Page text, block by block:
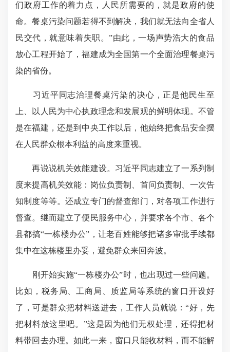
们政府工作的着力点，人民所需要的，就是政府的使
命。餐桌污染问题若得不到解决，我们就无法向全省人
民交代，就意味着失职。”由此，一场声势浩大的食品
放心工程开始了，福建成为全国第一个全面治理餐桌污
染的省份。
习近平同志治理餐桌污染的决心，正是他民生至
上、以人民为中心执政理念和发展观的鲜明体现。不管
是在福建，还是到中央工作以后，他始终把食品安全摆
在人民群众根本利益的高度来重视。
再说说机关效能建设。习近平同志建立了一系列制
度来提高机关效能：岗位负责制、首问负责制、一次告
知制度等等。还成立专门的督查部门，对各项工作进行
督查。继而建立了便民服务中心，并要求各个市、各个
县都搞“一栋楼办公”，让老百姓能够把诸多审批手续都
集中在这栋楼里办妥，避免群众来回奔波。
刚开始实施“一栋楼办公”时，也出现过一些问题。
比如，税务局、工商局、质监局等系统的窗口开设好
了，可是群众把材料送进去，工作人员就说：“好，先
把材料放这里吧。”这是因为他们无权处理，还得把材
料带回去办理。如此一来，窗口只能收材料，而不能解